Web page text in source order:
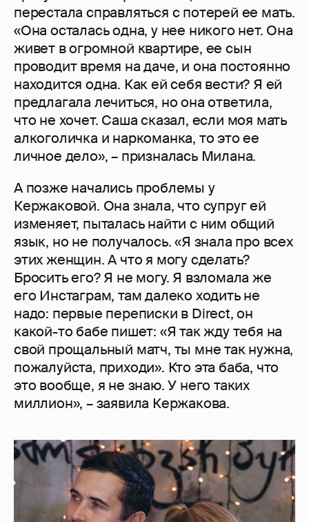
перестала справляться с потерей ее мать.
«Она осталась одна, у нее никого нет. Она
живет в огромной квартире, ее сын
проводит время на даче, и она постоянно
находится одна. Как ей себя вести? Я ей
предлагала лечиться, но она ответила,
что не хочет. Саша сказал, если моя мать
алкоголичка и наркоманка, то это ее
личное дело», – призналась Милана.
А позже начались проблемы у
Кержаковой. Она знала, что супруг ей
изменяет, пыталась найти с ним общий
язык, но не получалось. «Я знала про всех
этих женщин. А что я могу сделать?
Бросить его? Я не могу. Я взломала же
его Инстаграм, там далеко ходить не
надо: первые переписки в Direct, он
какой-то бабе пишет: «Я так жду тебя на
свой прощальный матч, ты мне так нужна,
пожалуйста, приходи». Кто эта баба, что
это вообще, я не знаю. У него таких
миллион», – заявила Кержакова.